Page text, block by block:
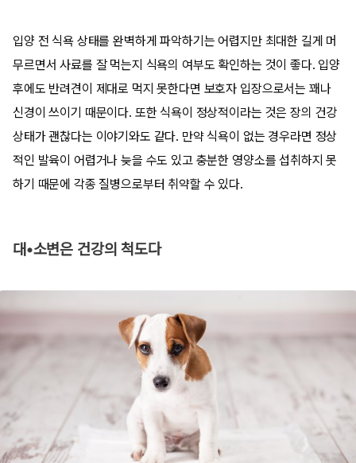
입양 전 식욕 상태를 완벽하게 파악하기는 어렵지만 최대한 길게 머
무르면서 사료를 잘 먹는지 식욕의 여부도 확인하는 것이 좋다. 입양
후에도 반려견이 제대로 먹지 못한다면 보호자 입장으로서는 꽤나
신경이 쓰이기 때문이다. 또한 식욕이 정상적이라는 것은 장의 건강
상태가 괜찮다는 이야기와도 같다. 만약 식욕이 없는 경우라면 정상
적인 발육이 어렵거나 늦을 수도 있고 충분한 영양소를 섭취하지 못
하기 때문에 각종 질병으로부터 취약할 수 있다.
대•소변은 건강의 척도다